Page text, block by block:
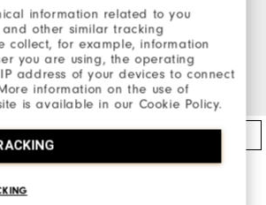
information related to you
and other similar tracking
collect, for example, information
you are using, the operating
address of your devices to connect
information on the use of
is available in our Cookie Policy.
2026 U.S. Open Coastal